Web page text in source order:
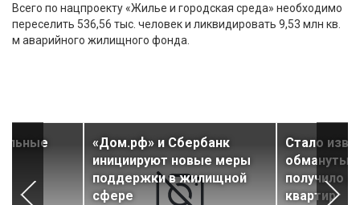
Всего по нацпроекту «Жилье и городская среда» необходимо
переселить 536,56 тыс. человек и ликвидировать 9,53 млн кв.
м аварийного жилищного фонда.
«Дом.рф» и Сбербанк
инициируют новые меры
поддержки в жилищной
сфере
Стало
получило
квартир